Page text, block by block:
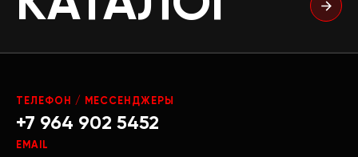
ТЕЛЕФОН / МЕССЕНДЖЕРЫ
+7 964 902 5452
EMAIL